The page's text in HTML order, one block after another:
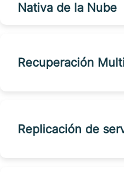
Nativa de la Nube
Recuperación
Replicación de